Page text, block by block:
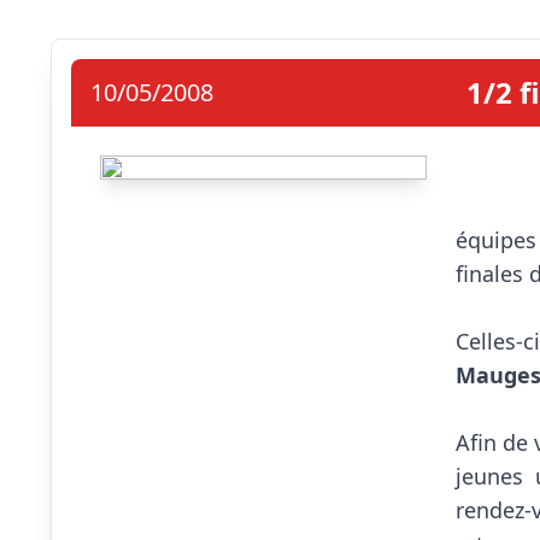
10/05/2008 1/2
finales
Celles-
Afin de
jeunes